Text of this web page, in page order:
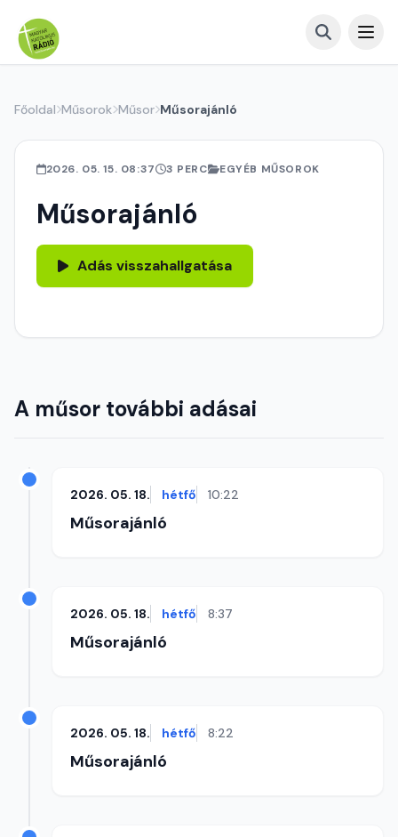
Főoldal Műsorok Műsor Műsorajánló
2026. 05. 15. 08:37 3 PERC EGYÉB MŰSOROK
Műsorajánló
Adás visszahallgatása
A műsor további adásai
2026. 05. 18. hétfő 10:22
Műsorajánló
2026. 05. 18. hétfő 8:37
Műsorajánló
2026. 05. 18. hétfő 8:22
Műsorajánló